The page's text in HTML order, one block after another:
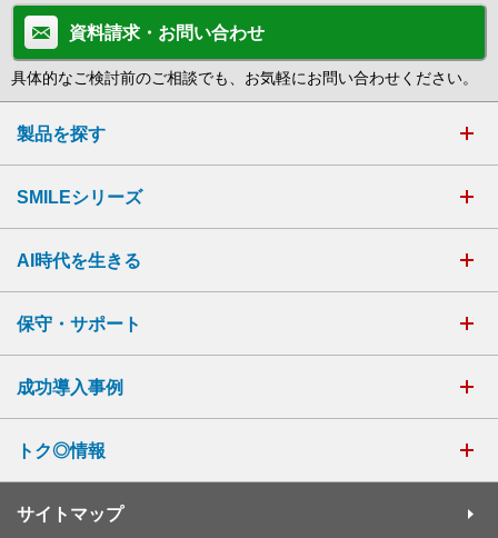
資料請求・お問い合わせ
具体的なご検討前のご相談でも、お気軽にお問い合わせください。
製品を探す
SMILEシリーズ
AI時代を生きる
保守・サポート
成功導入事例
トク◎情報
サイトマップ